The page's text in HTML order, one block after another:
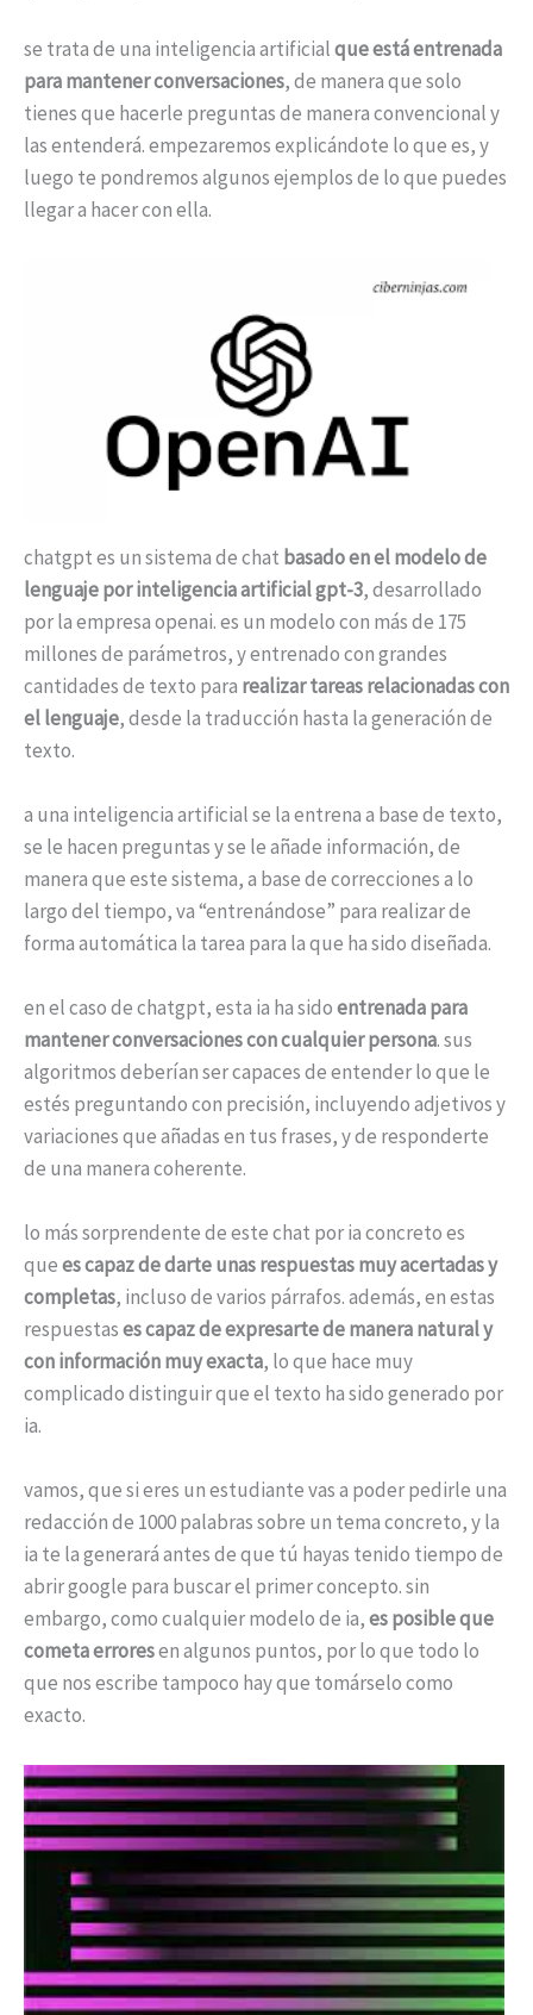
se trata de una inteligencia artificialque está entrenada
para mantener conversaciones, de manera que solo
tienes que hacerle preguntas de manera convencional y
las entenderá. empezaremos explicándote lo que es, y
luego te pondremos algunos ejemplos de lo que puedes
llegar a hacer con ella.
chatgpt es un sistema de chat basado en el modelo de
lenguaje por inteligencia artificial gpt-3, desarrollado
por la empresa openai. es un modelo con más de 175
millones de parámetros, y entrenado con grandes
cantidades de texto para realizar tareas relacionadas con
el lenguaje, desde la traducción hasta la generación de
texto.
a una inteligencia artificial se la entrena a base de texto,
se le hacen preguntas y se le añade información, de
manera que este sistema, a base de correcciones a lo
largo del tiempo, va “entrenándose” para realizar de
forma automática la tarea para la que ha sido diseñada.
en el caso de chatgpt, esta ia ha sidoentrenada para
mantener conversaciones con cualquier persona. sus
algoritmos deberían ser capaces de entender lo que le
estés preguntando con precisión, incluyendo adjetivos y
variaciones que añadas en tus frases, y de responderte
de una manera coherente.
lo más sorprendente de este chat por ia concreto es
quees capaz de darte unas respuestas muy acertadas y
completas, incluso de varios párrafos. además, en estas
respuestases capaz de expresarte de manera natural y
con información muy exacta, lo que hace muy
complicado distinguir que el texto ha sido generado por
ia.
vamos, que si eres un estudiante vas a poder pedirle una
redacción de 1000 palabras sobre un tema concreto, y la
ia te la generará antes de que tú hayas tenido tiempo de
abrir google para buscar el primer concepto. sin
embargo, como cualquier modelo de ia,es posible que
cometa erroresen algunos puntos, por lo que todo lo
que nos escribe tampoco hay que tomárselo como
exacto.